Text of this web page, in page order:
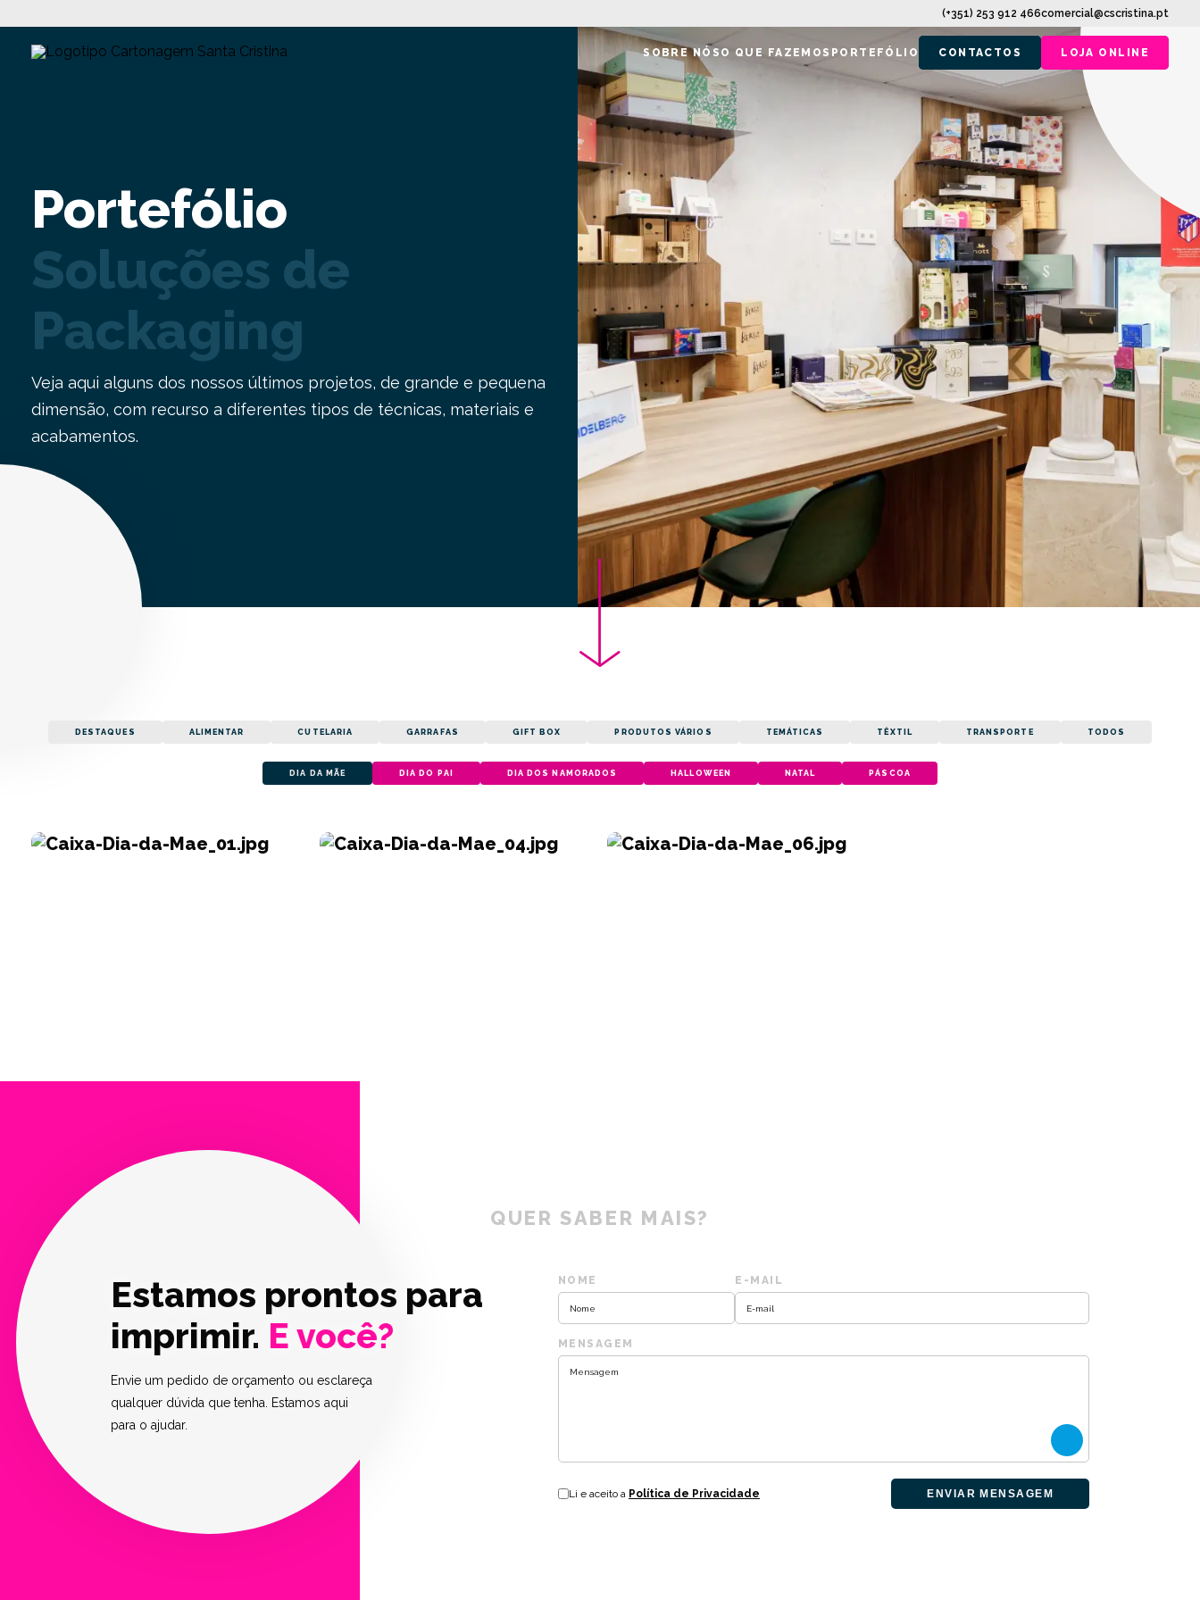
(+351) 253 912 466comercial@cscristina.pt
SOBRE NÓS O QUE FAZEMOS PORTEFÓLIO CONTACTOS LOJA ONLINE
Portefólio
Soluções de
Packaging
Veja aqui alguns dos nossos últimos projetos, de grande e pequena
dimensão, com recurso a diferentes tipos de técnicas, materiais e
acabamentos.
DESTAQUES ALIMENTAR CUTELARIA GARRAFAS GIFT BOX PRODUTOS VÁRIOS TEMÁTICAS TÊXTIL TRANSPORTE TODOS
DIA DA MÃE DIA DO PAI DIA DOS NAMORADOS HALLOWEEN NATAL PÁSCOA
QUER SABER MAIS?
Estamos prontos para
imprimir. E você?
Envie um pedido de orçamento ou esclareça
qualquer dúvida que tenha. Estamos aqui
para o ajudar.
NOME E-MAIL
MENSAGEM
Li e aceito a Política de Privacidade ENVIAR MENSAGEM